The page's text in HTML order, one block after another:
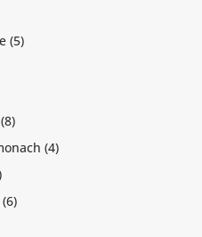
(5)
(8)
(4)
(6)